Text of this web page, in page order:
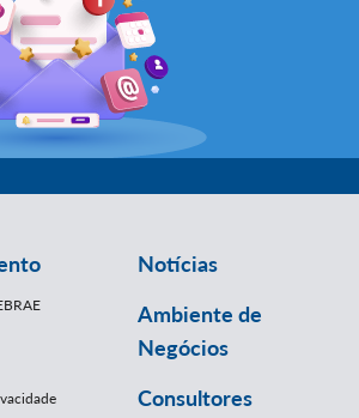
Notícias
Ambiente de
Negócios
Consultores